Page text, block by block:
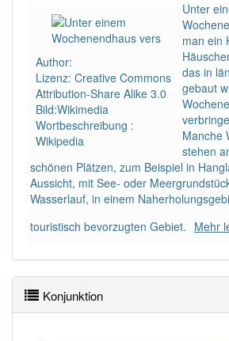
Häufigkeit: 4 von 10
Wörter mit Endung -
Wörter mit Endung -
einem anderen Artikel
: 0
87% unserer Spielapp-Nutzer
korrekt erraten.
Author:
Lizenz: Creative Commons
Attribution-Share Alike 3.0
Bild:Wikimedia
Wortbeschreibung :
Wikipedia
Unter
man ein
das in
gebaut
Manche
stehen
schönen Plätzen, zum Beispiel in
Aussicht, mit See- oder
Wasserlauf, in einem
touristisch bevorzugten Gebiet. Mehr
Konjunktion